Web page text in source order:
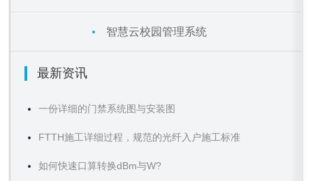
智慧云校园管理系统
最新资讯
一份详细的门禁系统图与安装图
FTTH施工详细过程，规范的光纤入户施工标准
如何快速口算转换dBm与W?